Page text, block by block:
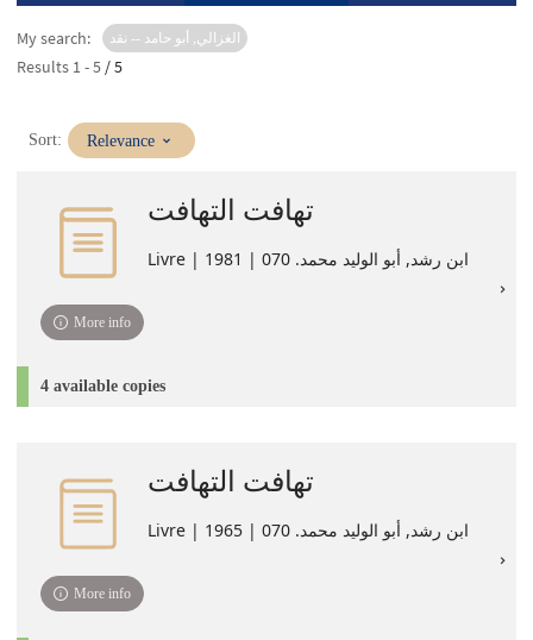
My search: الغزالي, أبو حامد -- نقد
Results 1 -5 / 5
Sort: (Immediate
update)
Relevance
تهافت التهافت
Livre | ابن رشد, أبو الوليد محمد. 070 | 1981
More info
4 available copies
تهافت التهافت
Livre | ابن رشد, أبو الوليد محمد. 070 | 1965
More info